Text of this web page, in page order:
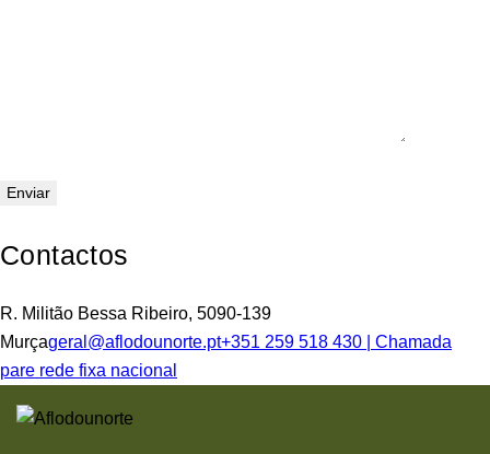
Contactos
R. Militão Bessa Ribeiro, 5090-139
Murçageral@aflodounorte.pt+351 259 518 430 | Chamada
pare rede fixa nacional